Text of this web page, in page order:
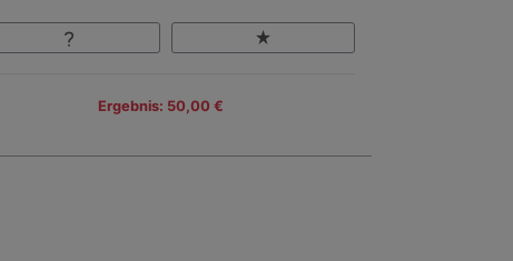
Ergebnis: 50,00 €